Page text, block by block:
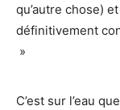
qu’autre chose)
définitivement
»
C’est sur l’eau que